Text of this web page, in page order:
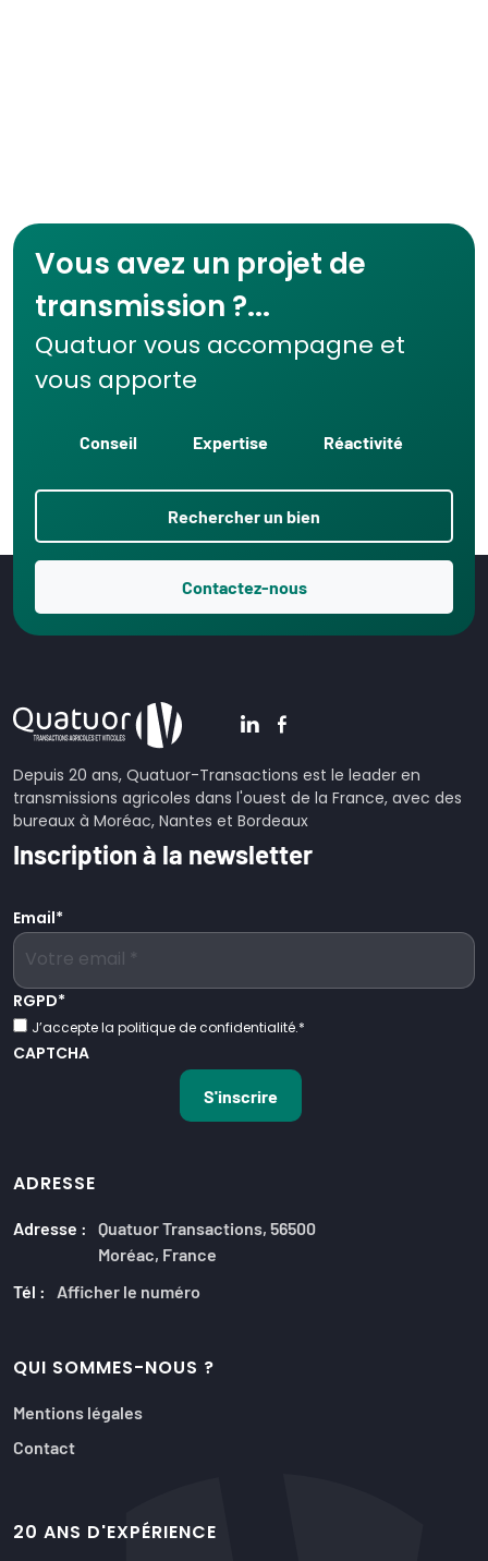
Vous avez un projet de
transmission ?...
Quatuor vous accompagne et
vous apporte
Conseil Expertise Réactivité
Rechercher un bien
Contactez-nous
Depuis 20 ans, Quatuor-Transactions est le leader en
transmissions agricoles dans l'ouest de la France, avec des
bureaux à Moréac, Nantes et Bordeaux
Inscription à la newsletter
Email*
RGPD*
J’accepte la politique de confidentialité.*
CAPTCHA
ADRESSE
Adresse : Quatuor Transactions, 56500
Moréac, France
Tél :
Afficher le numéro
QUI SOMMES-NOUS ?
Mentions légales
Contact
20 ANS D'EXPÉRIENCE